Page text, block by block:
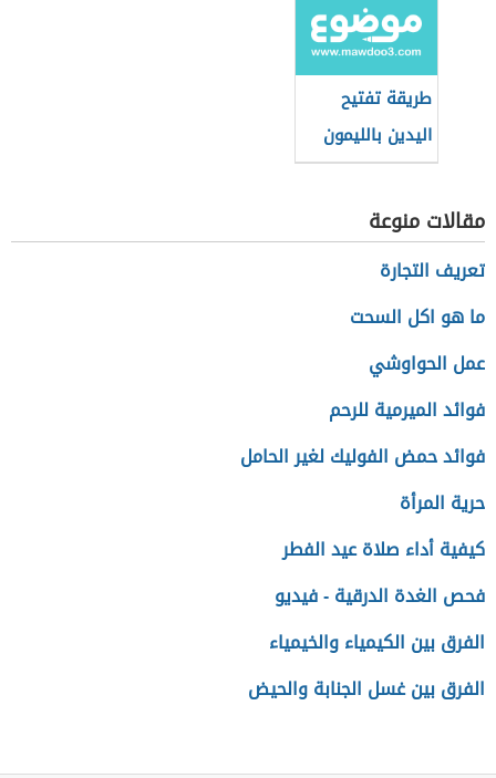
طريقة تفتيح
اليدين بالليمون
مقالات منوعة
تعريف التجارة
ما هو اكل السحت
عمل الحواوشي
فوائد الميرمية للرحم
فوائد حمض الفوليك لغير الحامل
حرية المرأة
كيفية أداء صلاة عيد الفطر
فحص الغدة الدرقية - فيديو
الفرق بين الكيمياء والخيمياء
الفرق بين غسل الجنابة والحيض